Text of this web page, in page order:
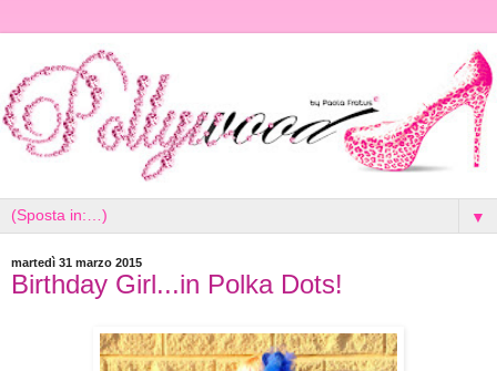
▼
martedì 31 marzo 2015
Birthday Girl...in Polka Dots!